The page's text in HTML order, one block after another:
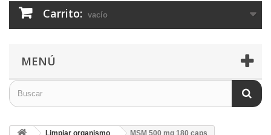
Carrito: vacío
MENÚ
Limpiar organismo MSM 500 mg 180 caps